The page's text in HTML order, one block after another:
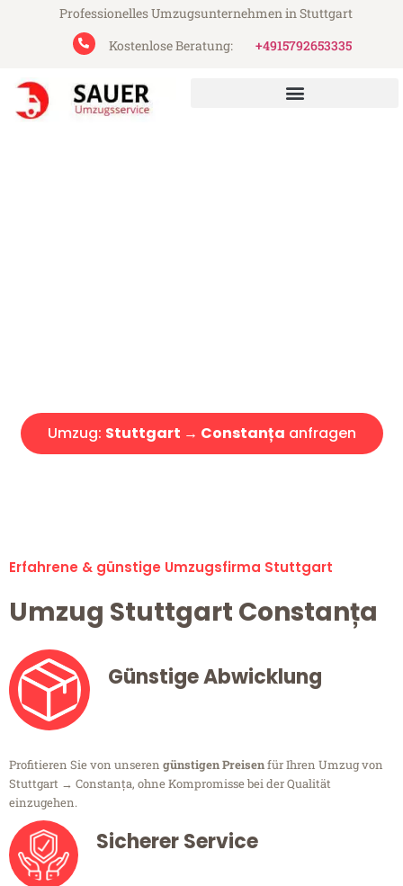
Professionelles Umzugsunternehmen in Stuttgart
Kostenlose Beratung:
+4915792653335
Umzug: Stuttgart → Constanța anfragen
Erfahrene & günstige Umzugsfirma Stuttgart
Umzug Stuttgart Constanța
Günstige Abwicklung
Profitieren Sie von unseren günstigen Preisenfür Ihren Umzug von
Stuttgart → Constanța, ohne Kompromisse bei der Qualität
einzugehen.
Sicherer Service